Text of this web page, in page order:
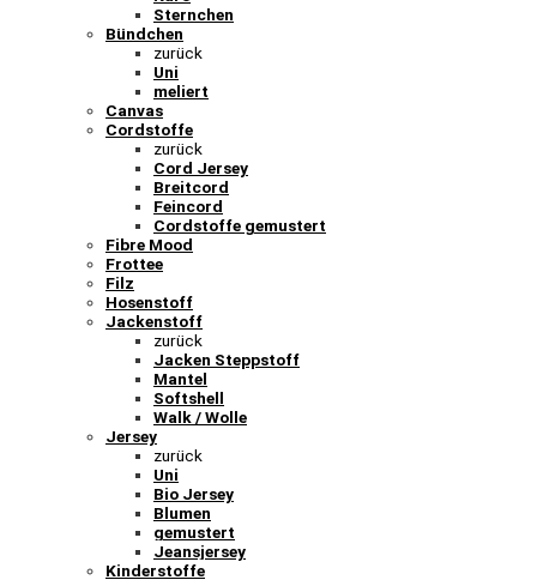
Sternchen
Bündchen
zurück
Uni
meliert
Canvas
Cordstoffe
zurück
Cord Jersey
Breitcord
Feincord
Cordstoffe gemustert
Fibre Mood
Frottee
Filz
Hosenstoff
Jackenstoff
zurück
Jacken Steppstoff
Mantel
Softshell
Walk / Wolle
Jersey
zurück
Uni
Bio Jersey
Blumen
gemustert
Jeansjersey
Kinderstoffe